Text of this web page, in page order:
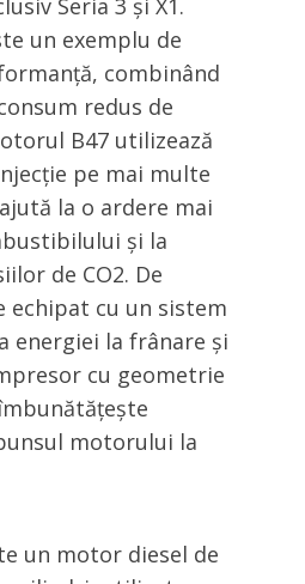
Seria 3 și X1.
un exemplu de
combinând
redus de
B47 utilizează
pe mai multe
la o ardere mai
și la
de CO2. De
echipat cu un sistem
energiei la frânare și
cu geometrie
motorului la
un motor diesel de